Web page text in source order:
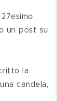
un post su
candela,